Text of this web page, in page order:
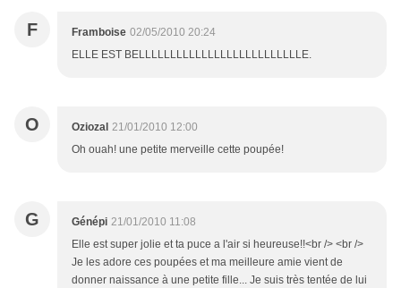
F Framboise 02/05/2010 20:24
ELLE EST BELLLLLLLLLLLLLLLLLLLLLLLLLLE.
O Oziozal 21/01/2010 12:00
Oh ouah! une petite merveille cette poupée!
G Génépi 21/01/2010 11:08
Elle est super jolie et ta puce a l'air si heureuse!!<br /> <br />
Je les adore ces poupées et ma meilleure amie vient de
donner naissance à une petite fille... Je suis très tentée de lui